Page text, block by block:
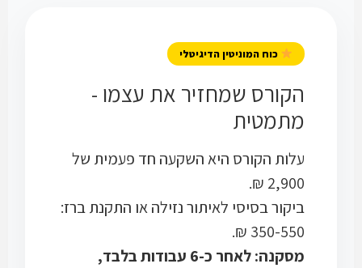
כוח המוניטין הדיגיטלי
הקורס שמחזיר את עצמו -
מתמטית
עלות הקורס היא השקעה חד פעמית של
2,900 ₪.
ביקור בסיסי לאיתור נזילה או התקנת ברז:
350-550 ₪.
מסקנה: לאחר כ-6 עבודות בלבד,